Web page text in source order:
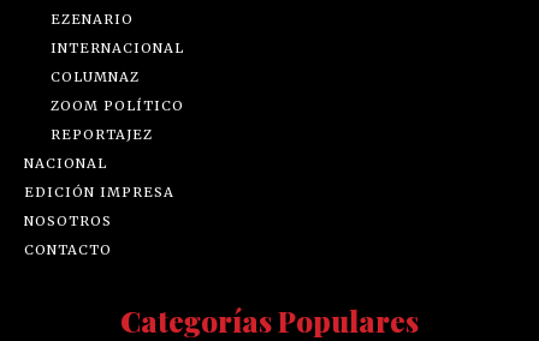
EZENARIO
INTERNACIONAL
COLUMNAZ
ZOOM POLÍTICO
REPORTAJEZ
NACIONAL
EDICIÓN IMPRESA
NOSOTROS
CONTACTO
Categorías Populares